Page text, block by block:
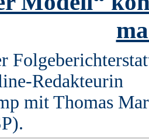
Redakteurin
mit Thomas